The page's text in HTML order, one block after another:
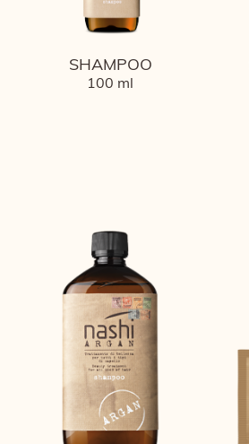
SHAMPOO
100 ml